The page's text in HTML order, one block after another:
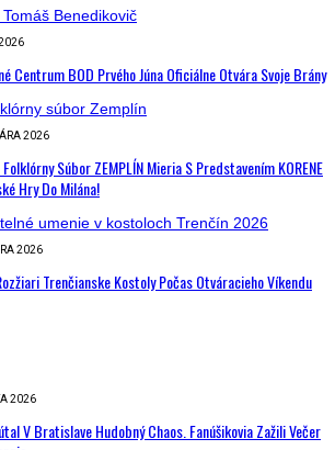
Centrum BOD Prvého Júna Oficiálne Otvára Svoje Brány
2026
Súbor ZEMPLÍN Mieria S Predstavením KORENE
Hry Do Milána!
2026
Trenčianske Kostoly Počas Otváracieho Víkendu
2026
V Bratislave Hudobný Chaos. Fanúšikovia Zažili Večer